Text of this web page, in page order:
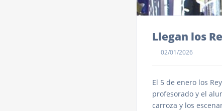
Llegan los
02/01/2026
El 5 de enero los
profesorado y el
carroza y los